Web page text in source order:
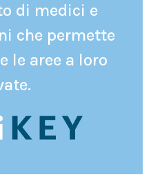
di medici e
che permette
le aree a loro